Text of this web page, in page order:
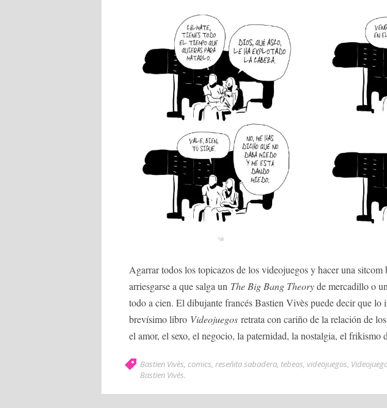
Agarrar todos los topicazos de los videojuegos y hacer una sitcom
arriesgarse a que salga un The Big Bang Theoryde mercadillo o un
todo a cien. El dibujante francés Bastien Vivès puede decir que lo
brevísimo libro Videojuegos retrata con cariño de la relación de
el amor, el sexo, el negocio, la paternidad, la nostalgia, el frikismo
Bastien Vivès, comics, reseñita sabadera, tebeos, videojuegos,
Bastien Vivès.